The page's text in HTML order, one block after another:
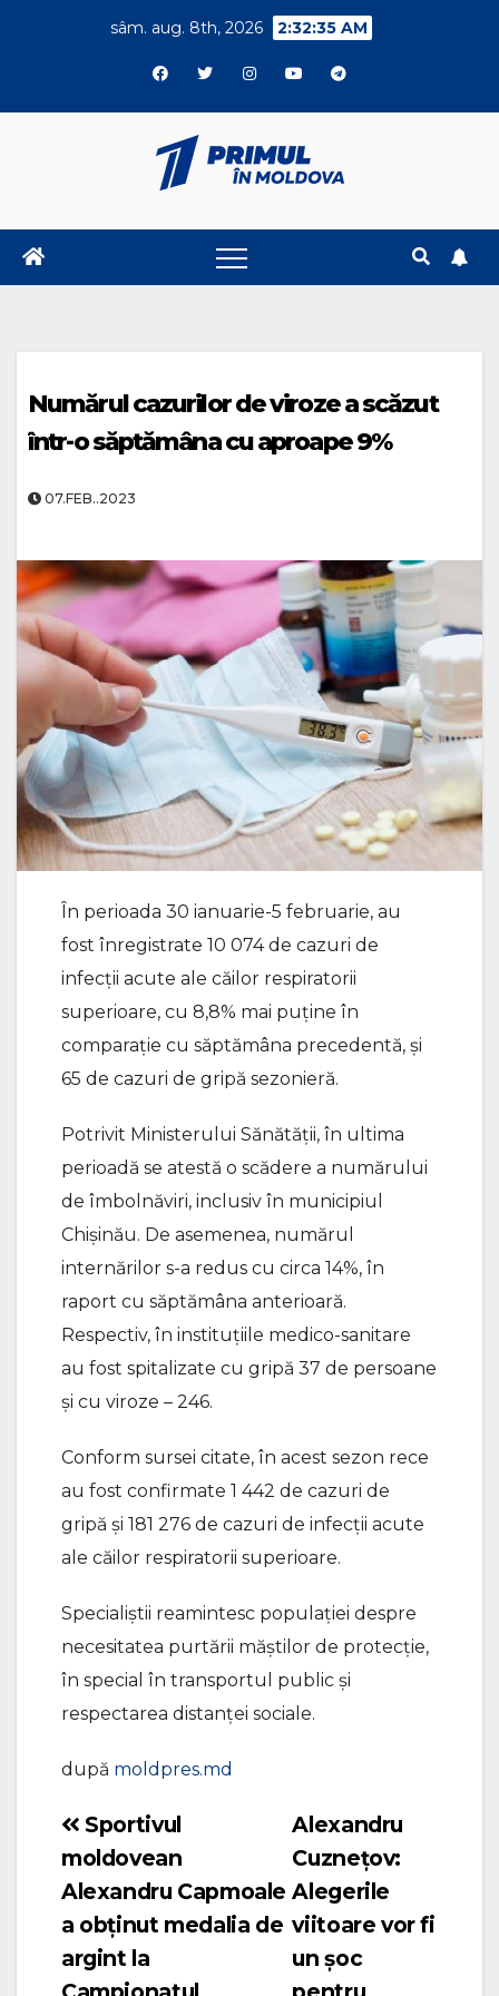
sâm. aug. 8th, 2026 2:32:36 AM
Numărul cazurilor de viroze a scăzut
într-o săptămâna cu aproape 9%
07.FEB..2023
În perioada 30 ianuarie-5 februarie, au
fost înregistrate 10 074 de cazuri de
infecții acute ale căilor respiratorii
superioare, cu 8,8% mai puține în
comparație cu săptămâna precedentă, și
65 de cazuri de gripă sezonieră.
Potrivit Ministerului Sănătății, în ultima
perioadă se atestă o scădere a numărului
de îmbolnăviri, inclusiv în municipiul
Chișinău. De asemenea, numărul
internărilor s-a redus cu circa 14%, în
raport cu săptămâna anterioară.
Respectiv, în instituțiile medico-sanitare
au fost spitalizate cu gripă 37 de persoane
și cu viroze – 246.
Conform sursei citate, în acest sezon rece
au fost confirmate 1 442 de cazuri de
gripă și 181 276 de cazuri de infecții acute
ale căilor respiratorii superioare.
Specialiștii reamintesc populației despre
necesitatea purtării măștilor de protecție,
în special în transportul public și
respectarea distanței sociale.
după moldpres.md
Navigare
în
articole
Alexandru
Cuznețov:
Alegerile
viitoare vor fi
un șoc
Sportivul
moldovean
Alexandru Capmoale
a obținut medalia de
argint la